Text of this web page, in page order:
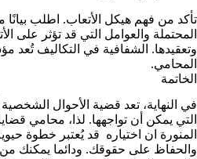
تأكد من فهم هيكل الأتعاب. اطلب بيانًا
المحتملة والعوامل التي قد تؤثر على
وتعقيدها. الشفافية في التكاليف تُعد
المحامي.
الخاتمة
في النهاية، تعد قضية الأحوال
التي يمكن أن تواجهها. لذا، محامي
المنورة ان اختياره قد يُعتبر خطوة
والحفاظ على حقوقك. ودائما يمكنك من